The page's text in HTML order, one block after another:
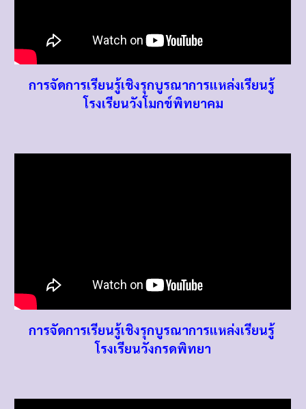
การจัดการเรียนรู้เชิงรุกบูรณาการแหล่งเรียนรู้
โรงเรียนวังโมกข์พิทยาคม
การจัดการเรียนรู้เชิงรุกบูรณาการแหล่งเรียนรู้
โรงเรียนวังกรดพิทยา